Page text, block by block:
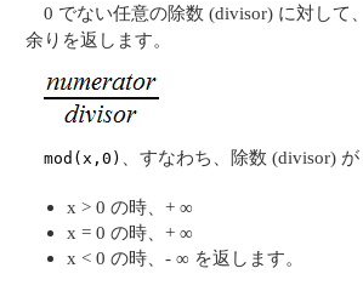
0 でない任意の除数 (divisor) に対して
余りを返します。
mod(x,0) 、すなわち、除数 (divisor) が
x > 0 の時、+ ∞
x = 0 の時、+ ∞
x < 0 の時、- ∞ を返します。